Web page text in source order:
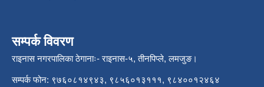
सम्पर्क विवरण
राइनास नगरपालिका ठेगानाः- राइनास-५, तीनपिप्ले, लमजुङ।
सम्पर्क फोन: ९७६०८१४९४३, ९८५६०१३१११, ९८४००१२४६४